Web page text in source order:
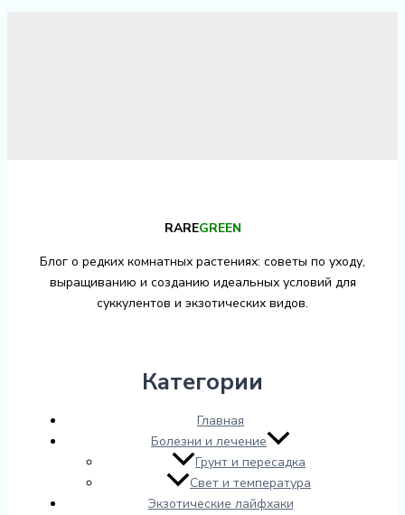
RAREGREEN
Блог о редких комнатных растениях: советы по уходу,
выращиванию и созданию идеальных условий для
суккулентов и экзотических видов.
Категории
Главная
Болезни и лечение
Грунт и пересадка
Свет и температура
Экзотические лайфхаки